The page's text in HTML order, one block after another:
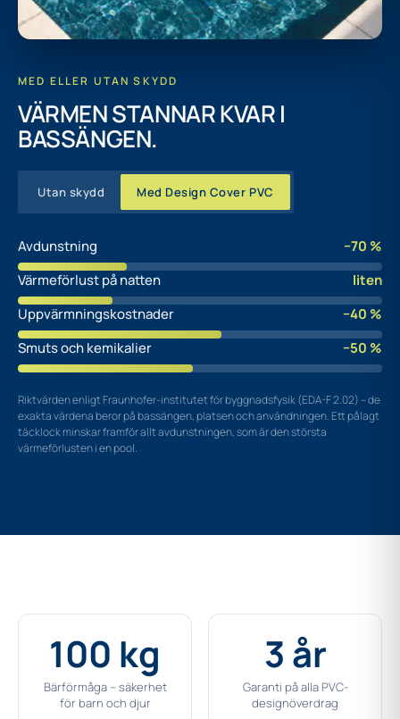
MED ELLER UTAN SKYDD
VÄRMEN STANNAR KVAR I
BASSÄNGEN.
Utan skydd Med Design Cover PVC
Avdunstning
−70 %
Värmeförlust på natten
liten
Uppvärmningskostnader
−40 %
Smuts och kemikalier
−50 %
Riktvärden enligt Fraunhofer-institutet för byggnadsfysik (EDA-F 2.02) – de
exakta värdena beror på bassängen, platsen och användningen. Ett pålagt
täcklock minskar framför allt avdunstningen, som är den största
värmeförlusten i en pool.
100 kg
Bärförmåga – säkerhet
för barn och djur
3 år
Garanti på alla PVC-
designöverdrag